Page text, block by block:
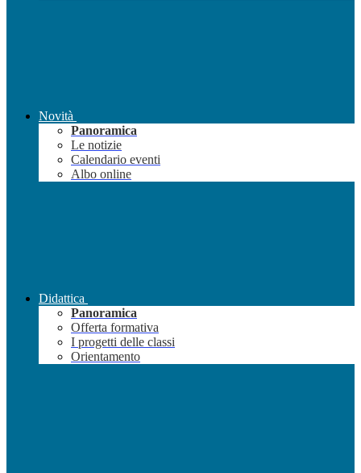
Novità
Panoramica
Le notizie
Calendario eventi
Albo online
Didattica
Panoramica
Offerta formativa
I progetti delle classi
Orientamento